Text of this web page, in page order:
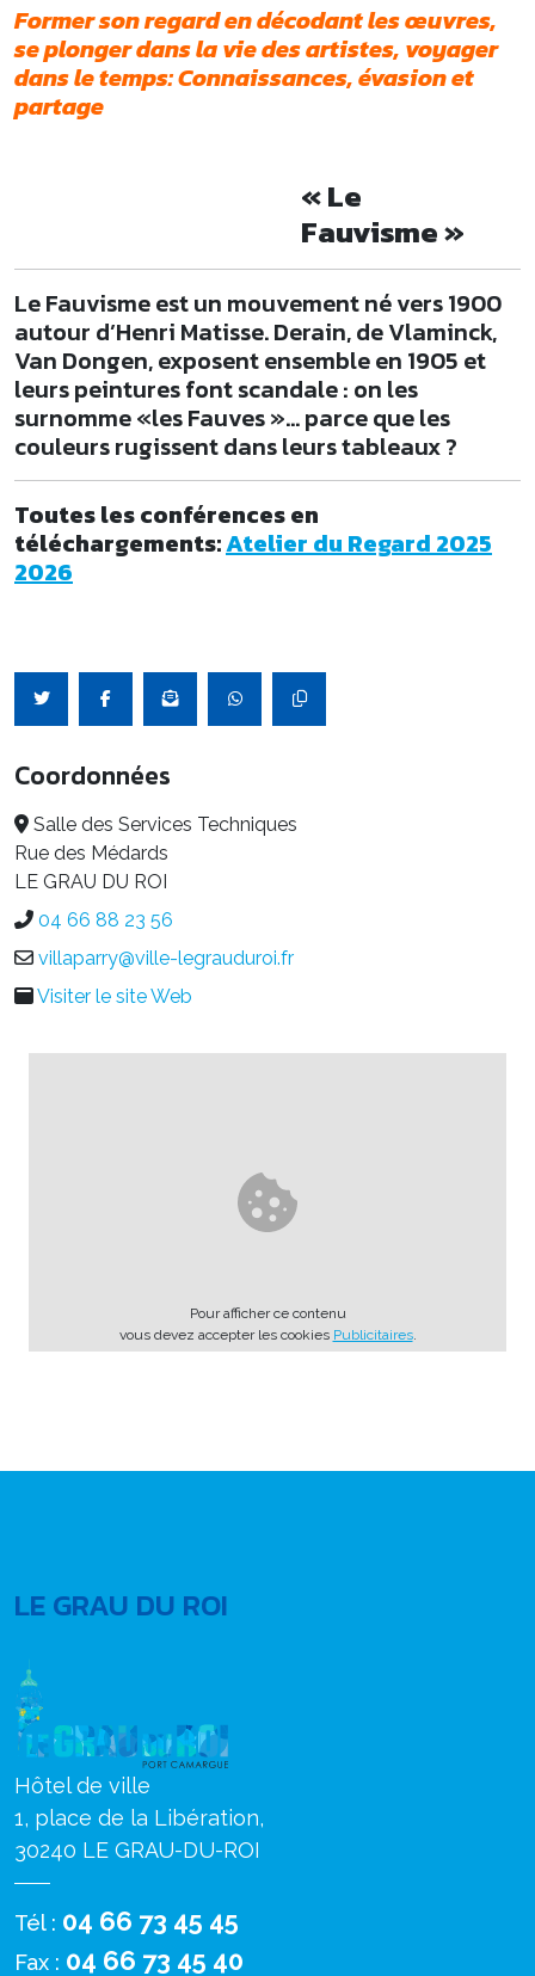
Former son regard en décodant les œuvres,
se plonger dans la vie des artistes, voyager
dans le temps: Connaissances, évasion et
partage
« Le
Fauvisme »
Le Fauvisme est un mouvement né vers 1900
autour d’Henri Matisse. Derain, de Vlaminck,
Van Dongen, exposent ensemble en 1905 et
leurs peintures font scandale : on les
surnomme «les Fauves »… parce que les
couleurs rugissent dans leurs tableaux ?
Toutes les conférences en
téléchargements:Atelier du Regard 2025
2026
Coordonnées
Salle des Services Techniques
Rue des Médards
LE GRAU DU ROI
04 66 88 23 56
villaparry@ville-legrauduroi.fr
Visiter le site Web
Pour afficher ce contenu
vous devez accepter les cookies Publicitaires.
LE GRAU DU ROI
Hôtel de ville
1, place de la Libération,
30240 LE GRAU-DU-ROI
Tél : 04 66 73 45 45
Fax : 04 66 73 45 40